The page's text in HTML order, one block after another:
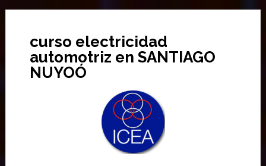
curso electricidad
automotriz en SANTIAGO
NUYOÓ